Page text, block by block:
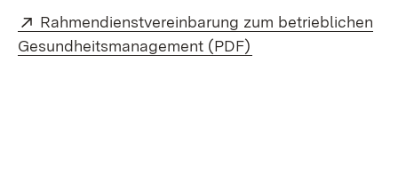
Extern:
Rahmendienstvereinbarung zum betrieblichen
Gesundheitsmanagement (PDF)